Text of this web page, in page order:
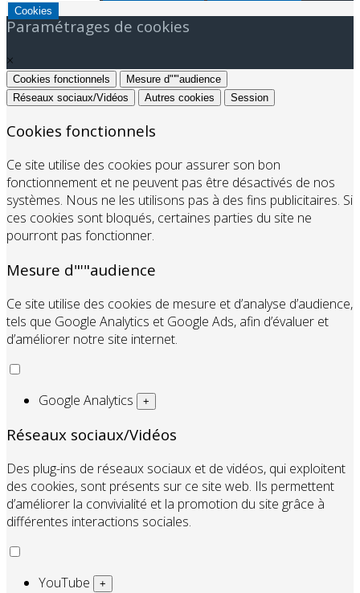
Cookies
Paramétrages de cookies
×
Cookies fonctionnels
Mesure d"'"audience
Réseaux sociaux/Vidéos
Autres cookies Session
Cookies fonctionnels
Ce site utilise des cookies pour assurer son bon
fonctionnement et ne peuvent pas être désactivés de nos
systèmes. Nous ne les utilisons pas à des fins publicitaires. Si
ces cookies sont bloqués, certaines parties du site ne
pourront pas fonctionner.
Mesure d"'"audience
Ce site utilise des cookies de mesure et d’analyse d’audience,
tels que Google Analytics et Google Ads, afin d’évaluer et
d’améliorer notre site internet.
Google Analytics +
Réseaux sociaux/Vidéos
Des plug-ins de réseaux sociaux et de vidéos, qui exploitent
des cookies, sont présents sur ce site web. Ils permettent
d’améliorer la convivialité et la promotion du site grâce à
différentes interactions sociales.
YouTube +